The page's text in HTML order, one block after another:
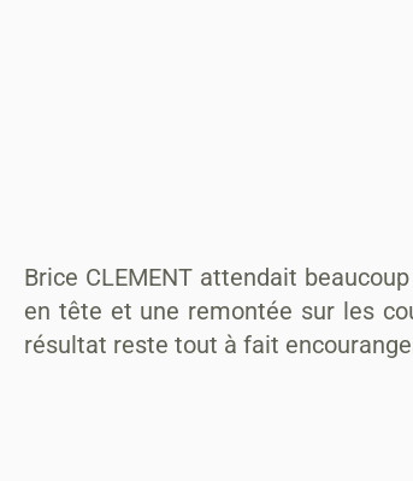
Brice CLEMENT attendait
en tête et une remontée sur les
résultat reste tout à fait